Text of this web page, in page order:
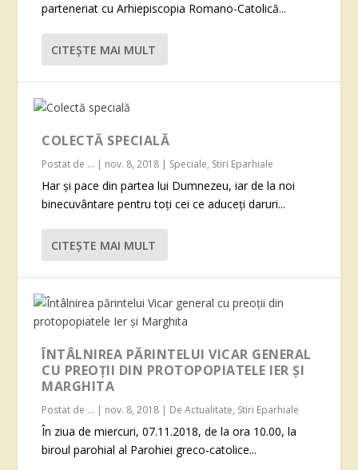
parteneriat cu Arhiepiscopia Romano-Catolică...
CITEŞTE MAI MULT
COLECTĂ SPECIALĂ
Postat de ... | nov. 8, 2018 | Speciale, Stiri Eparhiale
Har şi pace din partea lui Dumnezeu, iar de la noi
binecuvântare pentru toţi cei ce aduceţi daruri...
CITEŞTE MAI MULT
ÎNTÂLNIREA PĂRINTELUI VICAR GENERAL
CU PREOȚII DIN PROTOPOPIATELE IER ȘI
MARGHITA
Postat de ... | nov. 8, 2018 | De Actualitate, Stiri Eparhiale
În ziua de miercuri, 07.11.2018, de la ora 10.00, la
biroul parohial al Parohiei greco-catolice...